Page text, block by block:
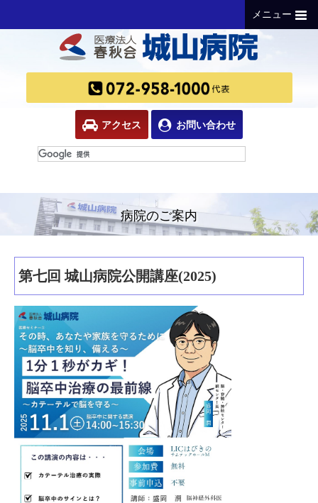
アクセス お問い合わせ
メニュー
病院のご案内
第七回 城山病院公開講座(2025)